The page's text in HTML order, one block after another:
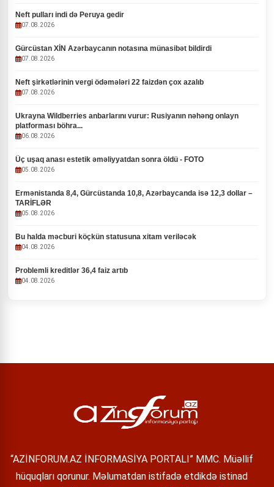
Neft pulları indi də Peruya gedir
07.08.2026
Gürcüstan XİN Azərbaycanın notasına münasibət bildirdi
07.08.2026
Neft şirkətlərinin vergi ödəmələri 22 faizdən çox azalıb
07.08.2026
Ukrayna Wildberries anbarlarını vurur: Rusiyanın nəhəng onlayn
platforması böhra...
06.08.2026
Üç uşaq anası estetik əməliyyatdan sonra öldü - FOTO
05.08.2026
Ermənistanda 8,4, Gürcüstanda 10,8, Azərbaycanda isə 12,3 dollar –
TARİFLƏR
05.08.2026
Bu halda məcburi köçkün statusuna xitam veriləcək
04.08.2026
Problemli kreditlər 36,4 faiz artıb
04.08.2026
“AZİNFORUM.AZ İNFORMASİYA PORTALI” MMC. Müəllif
hüquqları qorunur. Məlumatdan istifadə etdikdə istinad